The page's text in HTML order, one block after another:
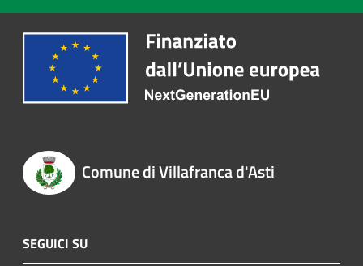
Comune di Villafranca d'Asti
SEGUICI SU